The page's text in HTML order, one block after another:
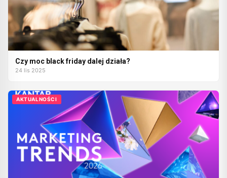
Czy moc black friday dalej działa?
24 lis 2025
AKTUALNOŚCI